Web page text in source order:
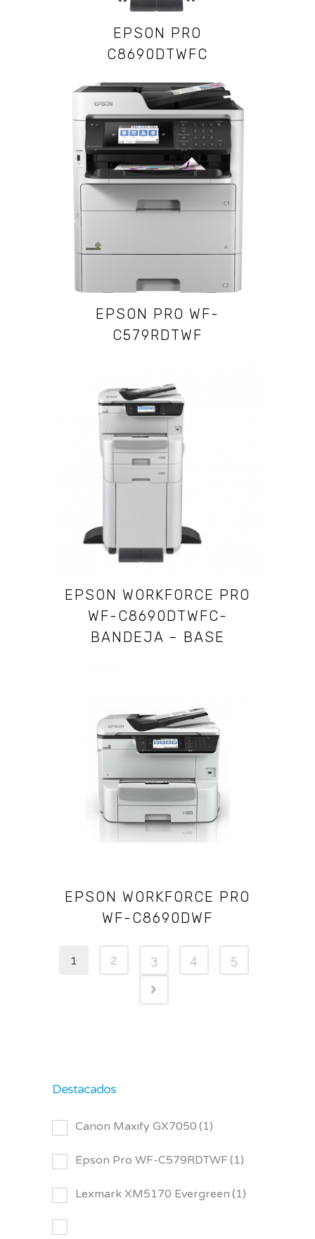
EPSON PRO
C8690DTWFC
EPSON PRO WF-
C579RDTWF
EPSON WORKFORCE PRO
WF-C8690DTWFC-
BANDEJA – BASE
EPSON WORKFORCE PRO
WF-C8690DWF
1 2 3 4 5
Destacados
Canon Maxify GX7050 (1)
Epson Pro WF-C579RDTWF (1)
Lexmark XM5170 Evergreen (1)